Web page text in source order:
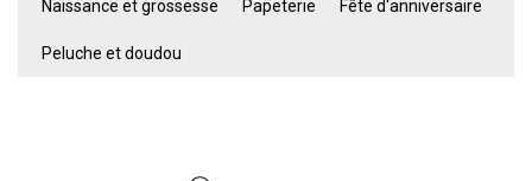
Naissance et grossesse Papeterie Fête d'anniversaire
Peluche et doudou